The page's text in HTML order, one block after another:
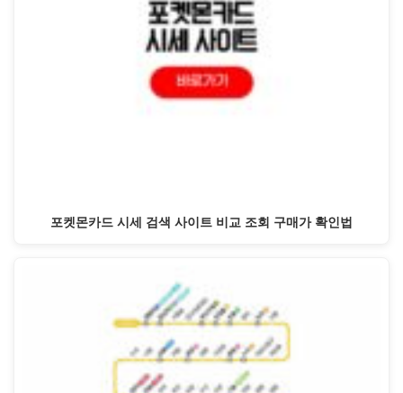
포켓몬카드 시세 검색 사이트 비교 조회 구매가 확인법